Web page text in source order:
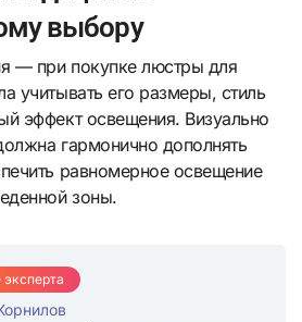
выбору
— при покупке люстры для
учитывать его размеры, стиль
эффект освещения. Визуально
гармонично дополнять
равномерное освещение
зоны.